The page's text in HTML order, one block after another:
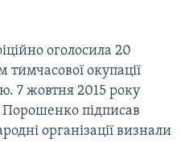
оголосила 20
окупації
7 жовтня 2015 року
підписав
організації визнали